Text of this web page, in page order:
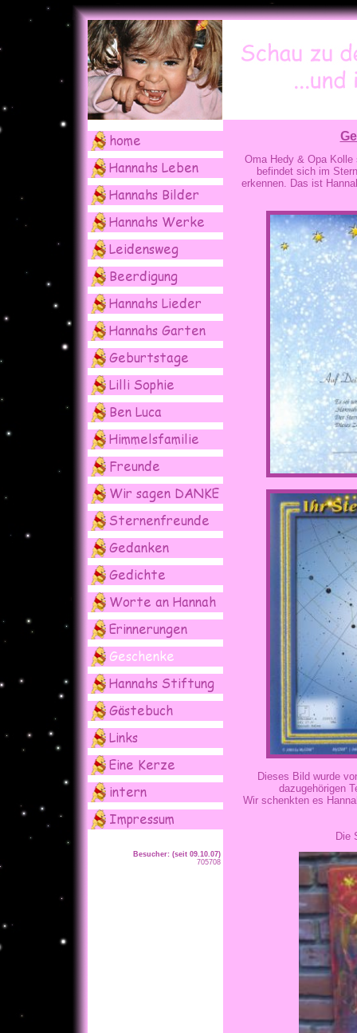
Besucher: (seit 09.10.07)
705708
Oma Hedy & Opa Kolle
befindet sich im
erkennen. Das ist
Dieses Bild wurde
dazugehörigen
Wir schenkten es
Die